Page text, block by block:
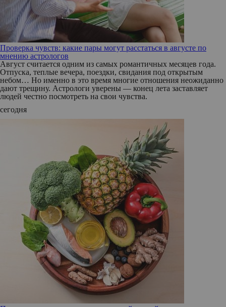
Проверка чувств: какие пары могут расстаться в августе по
мнению астрологов
Август считается одним из самых романтичных месяцев года.
Отпуска, теплые вечера, поездки, свидания под открытым
небом… Но именно в это время многие отношения неожиданно
дают трещину. Астрологи уверены — конец лета заставляет
людей честно посмотреть на свои чувства.
сегодня